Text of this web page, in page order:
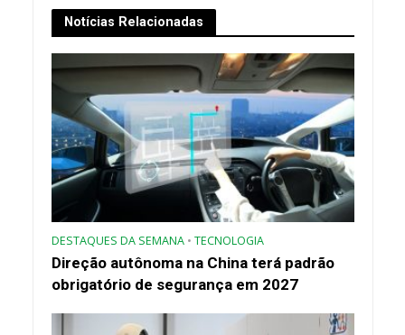
Notícias Relacionadas
DESTAQUES DA SEMANA • TECNOLOGIA
Direção autônoma na China terá padrão
obrigatório de segurança em 2027